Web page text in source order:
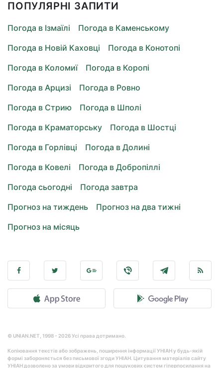
ПОПУЛЯРНІ ЗАПИТИ
Погода в Ізмаїлі
Погода в Каменському
Погода в Новій Каховці
Погода в Конотопі
Погода в Коломиї
Погода в Коропі
Погода в Арцизі
Погода в Ровно
Погода в Стрию
Погода в Шполі
Погода в Краматорську
Погода в Шостці
Погода в Горлівці
Погода в Долині
Погода в Ковелі
Погода в Добропіллі
Погода сьогодні
Погода завтра
Прогноз на тиждень
Прогноз на два тижні
Прогноз на місяць
© UNIAN.NET, 1998 - 2026 Усі права дотримано.
Копіювання текстів або зображень, поширення інформації УНІАН у будь-якій
формі забороняється без письмової згоди УНІАН. Цитування матеріалів сайту
УНІАН дозволено за умови відкритого для пошукових систем гіперпосилання на